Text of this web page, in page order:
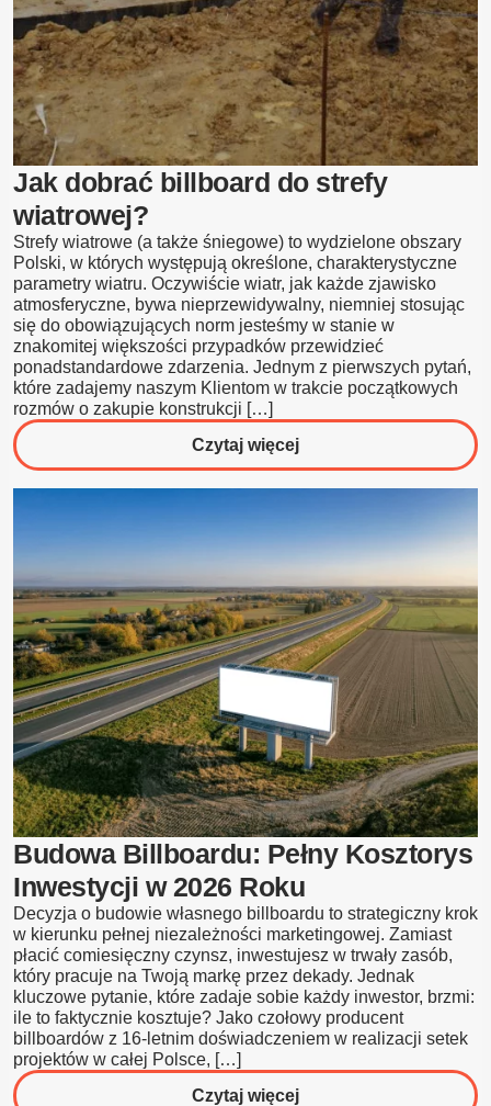
Jak dobrać billboard do strefy
wiatrowej?
Strefy wiatrowe (a także śniegowe) to wydzielone obszary
Polski, w których występują określone, charakterystyczne
parametry wiatru. Oczywiście wiatr, jak każde zjawisko
atmosferyczne, bywa nieprzewidywalny, niemniej stosując
się do obowiązujących norm jesteśmy w stanie w
znakomitej większości przypadków przewidzieć
ponadstandardowe zdarzenia. Jednym z pierwszych pytań,
które zadajemy naszym Klientom w trakcie początkowych
rozmów o zakupie konstrukcji […]
Czytaj więcejo
Jak
do
strefy
wiatrowej?
Budowa Billboardu: Pełny Kosztorys
Inwestycji w 2026 Roku
Decyzja o budowie własnego billboardu to strategiczny krok
w kierunku pełnej niezależności marketingowej. Zamiast
płacić comiesięczny czynsz, inwestujesz w trwały zasób,
który pracuje na Twoją markę przez dekady. Jednak
kluczowe pytanie, które zadaje sobie każdy inwestor, brzmi:
ile to faktycznie kosztuje? Jako czołowy producent
billboardów z 16-letnim doświadczeniem w realizacji setek
projektów w całej Polsce, […]
Czytaj więcejo